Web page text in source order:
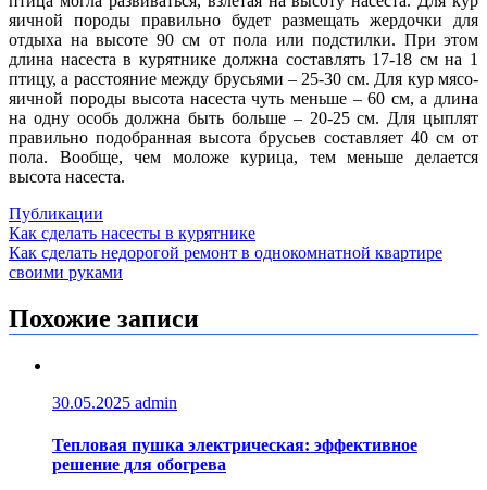
яичной породы правильно будет размещать жердочки для
отдыха на высоте 90 см от пола или подстилки. При этом
длина насеста в курятнике должна составлять 17-18 см на 1
птицу, а расстояние между брусьями – 25-30 см. Для кур мясо-
яичной породы высота насеста чуть меньше – 60 см, а длина
на одну особь должна быть больше – 20-25 см. Для цыплят
правильно подобранная высота брусьев составляет 40 см от
пола. Вообще, чем моложе курица, тем меньше делается
высота насеста.
Публикации
Навигация
по
Как сделать насесты в курятнике
Как сделать недорогой ремонт в однокомнатной квартире
своими руками
Похожие записи
30.05.2025 admin
Тепловая пушка электрическая: эффективное
решение для обогрева